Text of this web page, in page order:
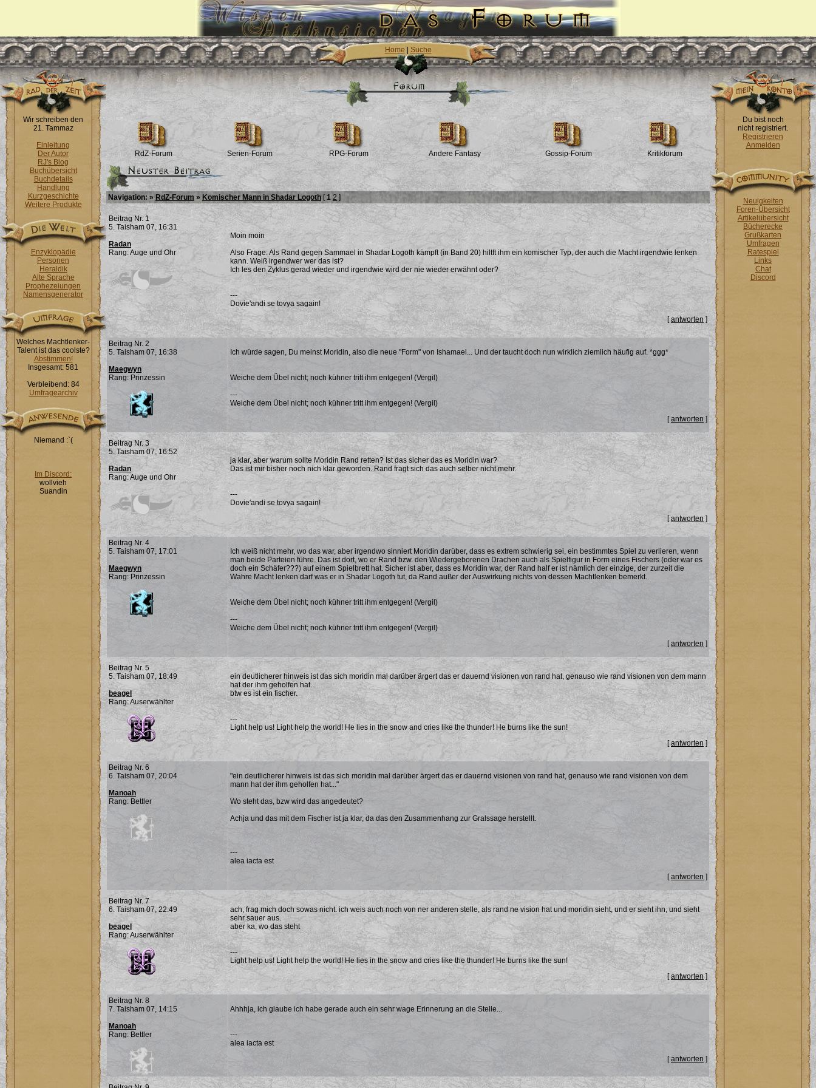
Home Suche
Wir schreiben den
21. Tammaz
Einleitung
Der Autor
RJ's Blog
Buchübersicht
Buchdetails
Handlung
Kurzgeschichte
Weitere Produkte
Enzyklopädie
Personen
Heraldik
Alte Sprache
Prophezeiungen
Namensgenerator
Welches Machtlenker-
Talent ist das coolste?
Abstimmen!
Insgesamt: 581
Verbleibend: 84
Umfragearchiv
Niemand :`(
Im Discord:
wollvieh
Suandin
RdZ-Forum Serien-Forum RPG-Forum Andere Fantasy Gossip-Forum Kritikforum
Navigation: » RdZ-Forum » Komischer Mann in Shadar Logoth [1 2 ]
Beitrag Nr. 1
5. Taisham 07, 16:31
Radan
Rang: Auge und Ohr
Moin moin
Also Frage: Als Rand gegen Sammael in Shadar Logoth kämpft (in Band 20) hiltft ihm ein komischer Typ, der auch die Macht irgendwie lenken
kann. Weiß irgendwer wer das ist?
Ich les den Zyklus gerad wieder und irgendwie wird der nie wieder erwähnt oder?
---
Dovie'andi se tovya sagain!
[antworten ]
Beitrag Nr. 2
5. Taisham 07, 16:38
Maegwyn
Rang: Prinzessin
Ich würde sagen, Du meinst Moridin, also die neue "Form" von Ishamael... Und der taucht doch nun wirklich ziemlich häufig auf. *ggg*
Weiche dem Übel nicht; noch kühner tritt ihm entgegen! (Vergil)
---
Weiche dem Übel nicht; noch kühner tritt ihm entgegen! (Vergil)
[antworten ]
Beitrag Nr. 3
5. Taisham 07, 16:52
Radan
Rang: Auge und Ohr
ja klar, aber warum sollte Moridin Rand retten? Ist das sicher das es Moridin war?
Das ist mir bisher noch nich klar geworden. Rand fragt sich das auch selber nicht mehr.
---
Dovie'andi se tovya sagain!
[antworten ]
Beitrag Nr. 4
5. Taisham 07, 17:01
Maegwyn
Rang: Prinzessin
Ich weiß nicht mehr, wo das war, aber irgendwo sinniert Moridin darüber, dass es extrem schwierig sei, ein bestimmtes Spiel zu verlieren, wenn
man beide Parteien führe. Das ist dort, wo er Rand bzw. den Wiedergeborenen Drachen auch als Spielfigur in Form eines Fischers (oder war es
doch ein Schäfer???) auf einem Spielbrett hat. Sicher ist aber, dass es Moridin war, der Rand half er ist nämlich der einzige, der zurzeit die
Wahre Macht lenken darf was er in Shadar Logoth tut, da Rand außer der Auswirkung nichts von dessen Machtlenken bemerkt.
Weiche dem Übel nicht; noch kühner tritt ihm entgegen! (Vergil)
---
Weiche dem Übel nicht; noch kühner tritt ihm entgegen! (Vergil)
[antworten ]
Beitrag Nr. 5
5. Taisham 07, 18:49
beagel
Rang: Auserwählter
ein deutlicherer hinweis ist das sich moridin mal darüber ärgert das er dauernd visionen von rand hat, genauso wie rand visionen von dem mann
hat der ihm geholfen hat...
btw es ist ein fischer.
---
Light help us! Light help the world! He lies in the snow and cries like the thunder! He burns like the sun!
[antworten ]
Beitrag Nr. 6
6. Taisham 07, 20:04
Manoah
Rang: Bettler
"ein deutlicherer hinweis ist das sich moridin mal darüber ärgert das er dauernd visionen von rand hat, genauso wie rand visionen von dem
mann hat der ihm geholfen hat..."
Wo steht das, bzw wird das angedeutet?
Achja und das mit dem Fischer ist ja klar, da das den Zusammenhang zur Gralssage herstellt.
---
alea iacta est
[antworten ]
Beitrag Nr. 7
6. Taisham 07, 22:49
beagel
Rang: Auserwählter
ach, frag mich doch sowas nicht. ich weis auch noch von ner anderen stelle, als rand ne vision hat und moridin sieht, und er sieht ihn, und sieht
sehr sauer aus.
aber ka, wo das steht
---
Light help us! Light help the world! He lies in the snow and cries like the thunder! He burns like the sun!
[antworten]
Beitrag Nr. 8
7. Taisham 07, 14:15
Manoah
Rang: Bettler
Ahhhja, ich glaube ich habe gerade auch ein sehr wage Erinnerung an die Stelle...
---
alea iacta est
[antworten ]
Du bist noch
nicht registriert.
Registrieren
Anmelden
Neuigkeiten
Foren-Übersicht
Artikelübersicht
Bücherecke
Grußkarten
Umfragen
Ratespiel
Links
Chat
Discord